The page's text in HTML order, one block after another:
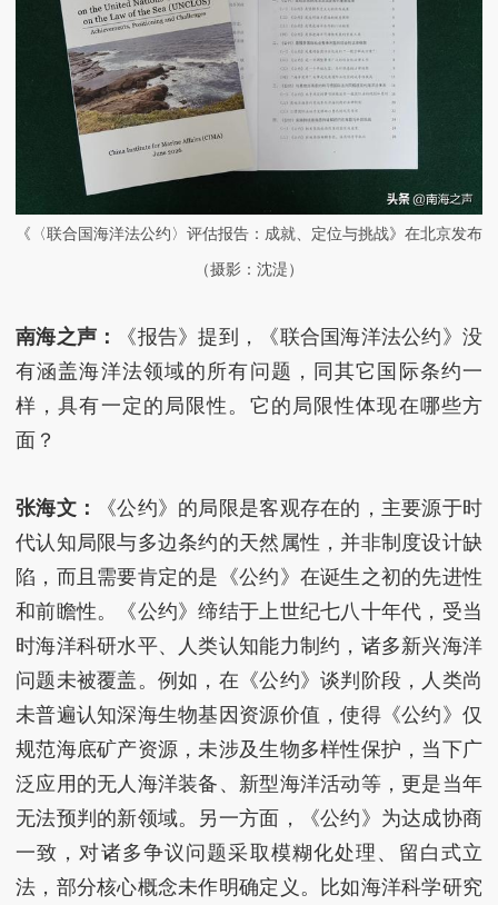
《〈联合国海洋法公约〉评估报告：成就、定位与挑战》在北京发布
（摄影：沈湜）
南海之声：
《报告》提到，《联合国海洋法公约》没
有涵盖海洋法领域的所有问题，同其它国际条约一
样，具有一定的局限性。它的局限性体现在哪些方
面？
张海文：
《公约》的局限是客观存在的，主要源于时
代认知局限与多边条约的天然属性，并非制度设计缺
陷，而且需要肯定的是《公约》在诞生之初的先进性
和前瞻性。《公约》缔结于上世纪七八十年代，受当
时海洋科研水平、人类认知能力制约，诸多新兴海洋
问题未被覆盖。例如，在《公约》谈判阶段，人类尚
未普遍认知深海生物基因资源价值，使得《公约》仅
规范海底矿产资源，未涉及生物多样性保护，当下广
泛应用的无人海洋装备、新型海洋活动等，更是当年
无法预判的新领域。另一方面，《公约》为达成协商
一致，对诸多争议问题采取模糊化处理、留白式立
法，部分核心概念未作明确定义。比如海洋科学研究